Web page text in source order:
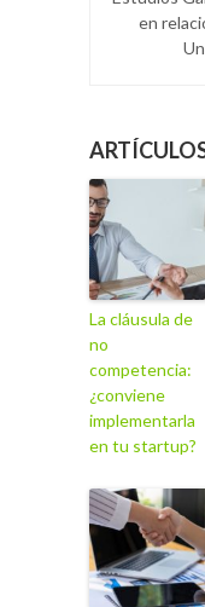
en
La cláusula de
no
competencia:
¿conviene
implementarla
en tu startup?